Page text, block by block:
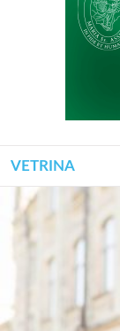
VETRINA